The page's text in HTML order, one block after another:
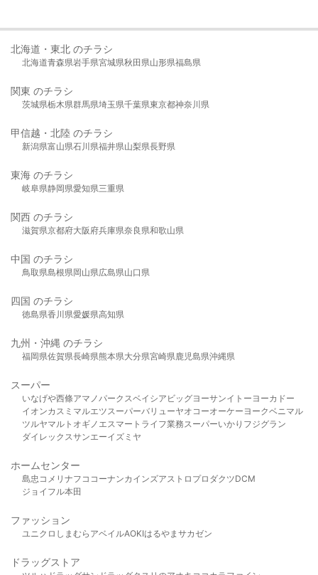
北海道・東北 のチラシ
北海道青森県岩手県宮城県秋田県山形県福島県
関東 のチラシ
茨城県栃木県群馬県埼玉県千葉県東京都神奈川県
甲信越・北陸 のチラシ
新潟県富山県石川県福井県山梨県長野県
東海 のチラシ
岐阜県静岡県愛知県三重県
関西 のチラシ
滋賀県京都府大阪府兵庫県奈良県和歌山県
中国 のチラシ
鳥取県島根県岡山県広島県山口県
四国 のチラシ
徳島県香川県愛媛県高知県
九州・沖縄 のチラシ
福岡県佐賀県長崎県熊本県大分県宮崎県鹿児島県沖縄県
スーパー
いなげや西條アマノパークスベイシア ビッグヨーサンイトーヨーカドー
イオンカスミ マルエツスーパーバリューヤオコーオーケー ヨークベニマル
ツルヤマルト オギノ エスマート ライフ業務スーパーいかり フジグラン
ダイレックスサンエーイズミヤ
ホームセンター
島忠 コメリ ナフコ コーナンカインズアストロプロダクツDCM
ジョイフル本田
ファッション
ユニクロ しまむら アベイルAOKIはるやま サカゼン
ドラッグストア